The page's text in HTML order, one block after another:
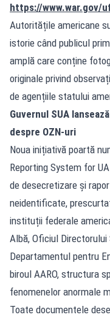
https://www.war.gov/
Autoritățile americane
istorie când publicul
amplă care conține
originale privind
de agențiile statului
Guvernul SUA
despre OZN-uri
Noua inițiativă poartă
Reporting System for
de desecretizare și
neidentificate,
instituții federale
Albă, Oficiul
Departamentul pentru
biroul AARO, structura
fenomenelor anormale
Toate documentele